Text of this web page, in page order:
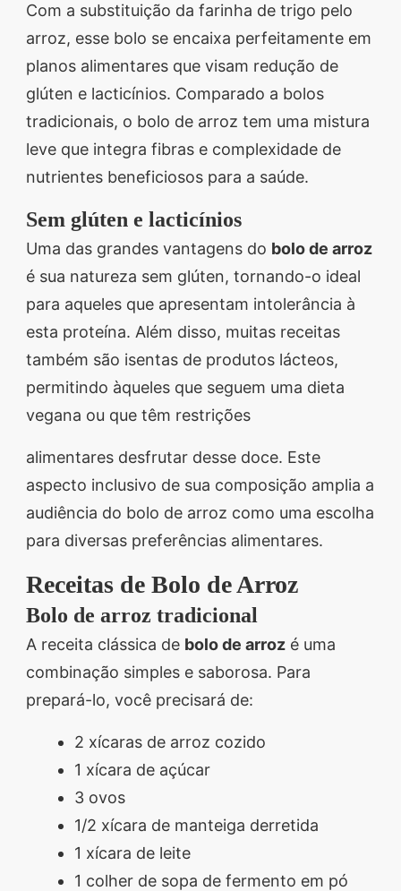
Com a substituição da farinha de trigo pelo
arroz, esse bolo se encaixa perfeitamente em
planos alimentares que visam redução de
glúten e lacticínios. Comparado a bolos
tradicionais, o bolo de arroz tem uma mistura
leve que integra fibras e complexidade de
nutrientes beneficiosos para a saúde.
Sem glúten e lacticínios
Uma das grandes vantagens do bolo de arroz
é sua natureza sem glúten, tornando-o ideal
para aqueles que apresentam intolerância à
esta proteína. Além disso, muitas receitas
também são isentas de produtos lácteos,
permitindo àqueles que seguem uma dieta
vegana ou que têm restrições
alimentares desfrutar desse doce. Este
aspecto inclusivo de sua composição amplia a
audiência do bolo de arroz como uma escolha
para diversas preferências alimentares.
Receitas de Bolo de Arroz
Bolo de arroz tradicional
A receita clássica de bolo de arroz é uma
combinação simples e saborosa. Para
prepará-lo, você precisará de:
2 xícaras de arroz cozido
1 xícara de açúcar
3 ovos
1/2 xícara de manteiga derretida
1 xícara de leite
1 colher de sopa de fermento em pó